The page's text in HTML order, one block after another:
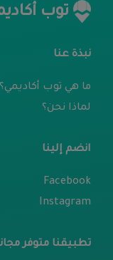
توب
نبذة عنا
ما هي توب أكاديمي؟
لماذا نحن؟
انضم إلينا
Facebook
Instagram
تطبيقنا متوفر